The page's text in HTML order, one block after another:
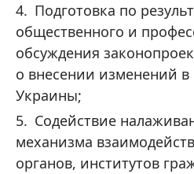
Подготовка по
общественного и
обсуждения
о внесении изменений
Украины;
Содействие
механизма
органов, институтов